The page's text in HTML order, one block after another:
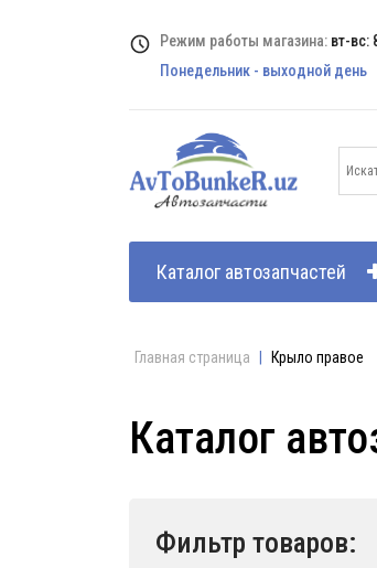
Режим работы магазина: вт-вс:
Понедельник - выходной день
Каталог автозапчастей
Главная страница Крыло правое
Каталог
Фильтр товаров: